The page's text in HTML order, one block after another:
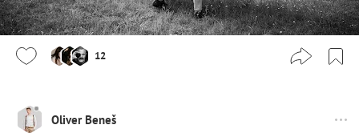
12
Oliver Beneš